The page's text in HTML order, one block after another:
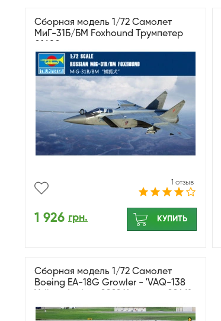
Сборная модель 1/72 Самолет
МиГ-31Б/БМ Foxhound Трумпетер
1 отзыв
1 926 грн. КУПИТЬ
Сборная модель 1/72 Самолет
Boeing EA-18G Growler - 'VAQ-138